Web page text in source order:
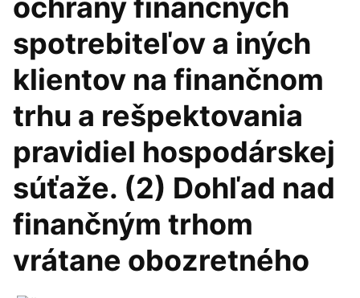
ochrany finančných
spotrebiteľov a iných
klientov na finančnom
trhu a rešpektovania
pravidiel hospodárskej
súťaže. (2) Dohľad nad
finančným trhom
vrátane obozretného